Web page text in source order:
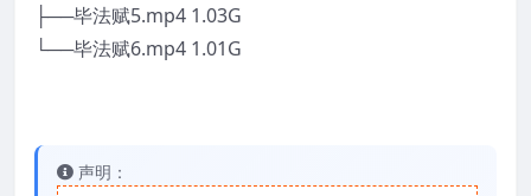
├──毕法赋5.mp4 1.03G
└──毕法赋6.mp4 1.01G
声明：